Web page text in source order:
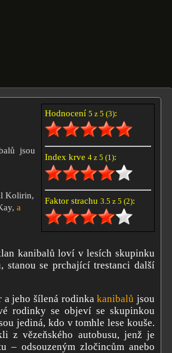
Hodnocení 5 z 5 (3):
Index krve 4 z 5 (1):
Faktor strachu 3.5 z 5 (2):
jsou
Kolirin,
a
kanibalů loví v lesích skupinku
stanou se prchající trestanci další
jeho šílená rodinkakanibalů jsou
rodinky se objeví se skupinkou
jediná, kdo v tomhle lese kouše.
z vězeňského autobusu, jenž je
– odsouzeným zločincům anebo